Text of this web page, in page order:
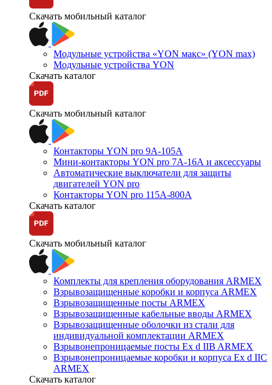
Скачать мобильный каталог
Модульные устройства «YON макс» (YON max)
Модульные устройства YON
Скачать каталог
Скачать мобильный каталог
Контакторы YON pro 9А-105А
Мини-контакторы YON pro 7А-16А и аксессуары
Автоматические выключатели для защиты
двигателей YON pro
Контакторы YON pro 115А-800А
Скачать каталог
Скачать мобильный каталог
Комплекты для крепления оборудования ARMEX
Взрывозащищенные коробки и корпуса ARMEX
Взрывозащищенные посты ARMEX
Взрывозащищенные кабельные вводы ARMEX
Взрывозащищенные оболочки из стали для
индивидуальной комплектации ARMEX
Взрывонепроницаемые посты Ex d IIB ARMEX
Взрывонепроницаемые коробки и корпуса Ex d IIС
ARMEX
Скачать каталог